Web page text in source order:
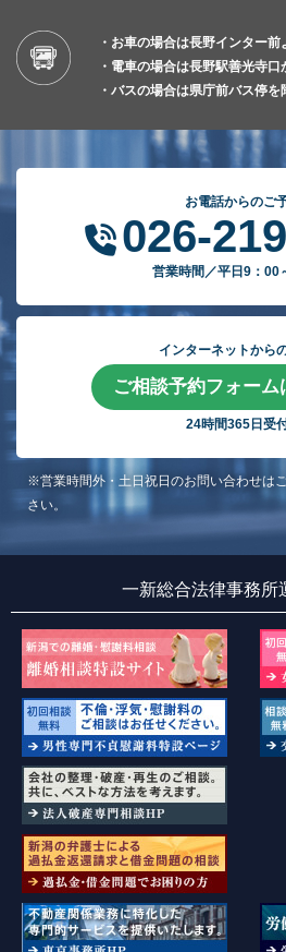
・お車の場合は長野インター
・電車の場合は長野駅善光寺
・バスの場合は県庁前バス停を
お電話からのご
026-
営業時間／平日9：00
インターネットから
ご相談予約フォーム
24時間365日受
※営業時間外・土日祝日のお問い合わせは
さい。
一新総合法律事務所